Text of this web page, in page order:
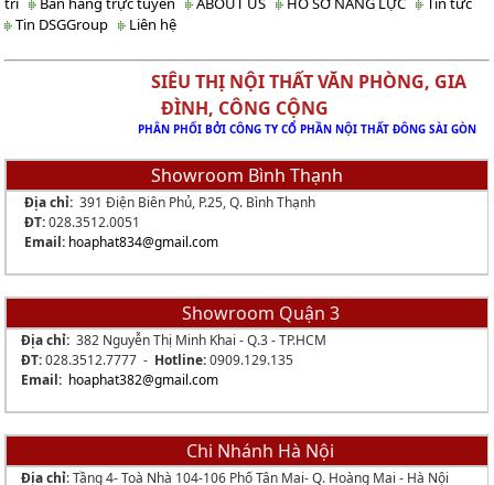
Tin DSGGroup
Liên hệ
SIÊU THỊ NỘI THẤT VĂN PHÒNG, GIA
ĐÌNH, CÔNG CỘNG
PHÂN PHỐI BỞI CÔNG TY CỔ PHẦN NỘI THẤT ĐÔNG SÀI GÒN
Showroom Bình Thạnh
Địa chỉ:391 Điện Biên Phủ, P.25, Q. Bình Thạnh
ĐT:028.3512.0051
Email: hoaphat834@gmail.com
Showroom Quận 3
Địa chỉ:382 Nguyễn Thị Minh Khai - Q.3 - TP.HCM
ĐT:028.3512.7777 - Hotline:0909.129.135
Email: hoaphat382@gmail.com
Chi Nhánh Hà Nội
Địa chỉ: Tầng 4- Toà Nhà 104-106 Phố Tân Mai- Q. Hoàng Mai - Hà Nội